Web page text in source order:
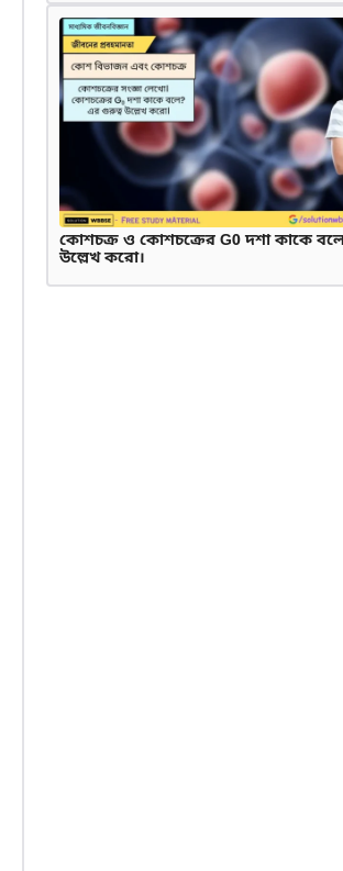
কোশচক্র ও কোশচক্রের G0 দশা কাকে
উল্লেখ করো।